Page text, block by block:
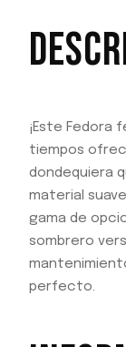
¡Este Fedora
tiempos
dondequiera
material
gama de
sombrero
perfecto.